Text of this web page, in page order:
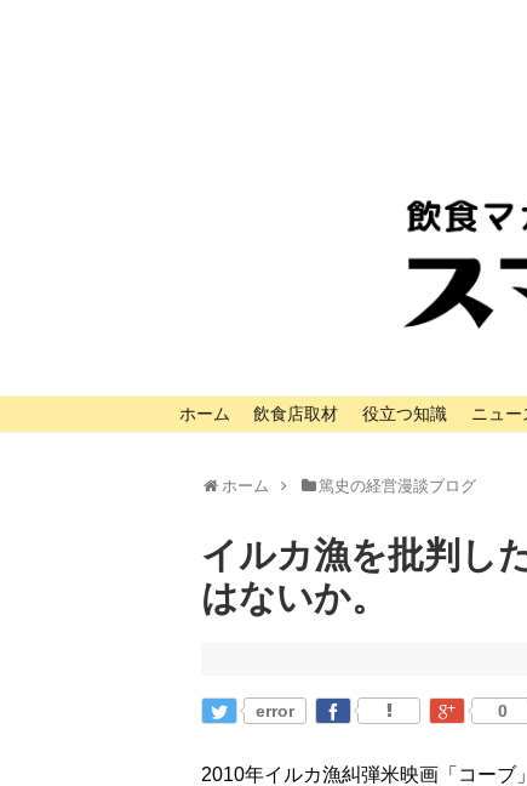
ホーム 飲食店取材 役立つ知識 ニュー
ホーム 篤史の経営漫談ブログ
イルカ漁を批判し
はないか。
error 0
2010年イルカ漁糾弾米映画「コーブ